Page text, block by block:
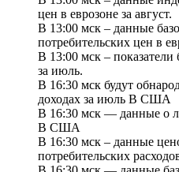
цен в еврозоне за август.
В 13:00 мск – данные
потребительских цен в
В 13:00 мск – показатели
за июль.
В 16:30 мск будут
доходах за июль В США
В 16:30 мск — данные о
В США
В 16:30 мск – данные
потребительских